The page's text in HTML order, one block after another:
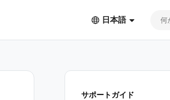
日本語
サポートガイド